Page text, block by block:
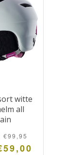
witte
all
€99,95
59,00